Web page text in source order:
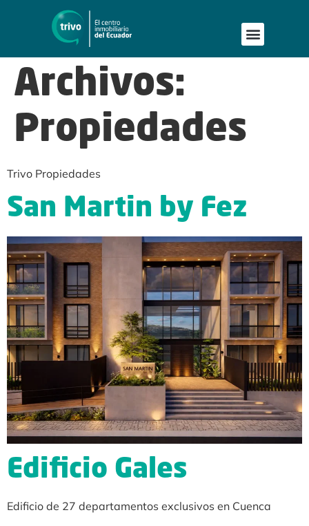
Archivos:
Propiedades
Trivo Propiedades
San Martin by Fez
Edificio Gales
Edificio de 27 departamentos exclusivos en Cuenca